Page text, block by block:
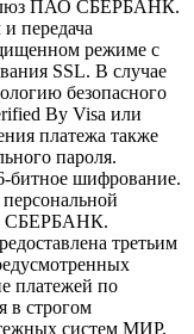
ПАО СБЕРБАНК.
передача
режиме с
SSL. В случае
безопасного
By Visa или
платежа также
пароля.
битное шифрование.
СБЕРБАНК.
третьим
платежей по
в строгом
систем МИР,